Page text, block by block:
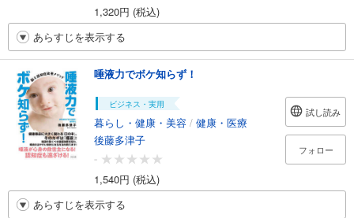
1,320円 (税込)
あらすじを表示する
唾液力でボケ知らず！
ビジネス・実用
暮らし・健康・美容 / 健康・医療
後藤多津子
-
1,540円 (税込)
試し読み
フォロー
あらすじを表示する